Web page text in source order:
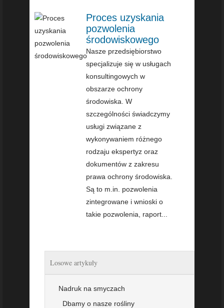
Proces uzyskania
pozwolenia
środowiskowego
Nasze przedsiębiorstwo
specjalizuje się w usługach
konsultingowych w
obszarze ochrony
środowiska. W
szczególności świadczymy
usługi związane z
wykonywaniem różnego
rodzaju ekspertyz oraz
dokumentów z zakresu
prawa ochrony środowiska.
Są to m.in. pozwolenia
zintegrowane i wnioski o
takie pozwolenia, raport...
Losowe artykuły
Nadruk na smyczach
Dbamy o nasze rośliny